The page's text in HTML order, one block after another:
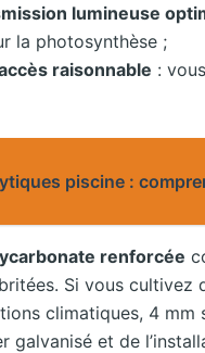
lumineuse
la photosynthèse ;
raisonnable :
piscine :
renforcée
Si vous cultivez
climatiques, 4
galvanisé et de